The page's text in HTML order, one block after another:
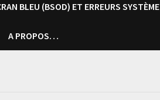
BLEU (BSOD) ET ERREURS SYSTÈME
A PROPOS…